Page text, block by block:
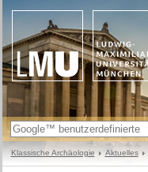
Klassische Archäologie Aktuelles